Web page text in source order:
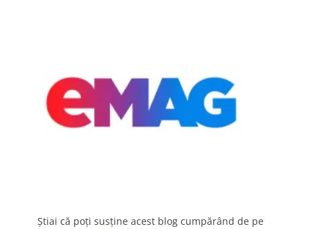
Știai că poți susține acest blog cumpărând de pe